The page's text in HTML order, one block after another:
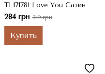
TL171781 Love You Сатин
284 грн 312 грн
Купить